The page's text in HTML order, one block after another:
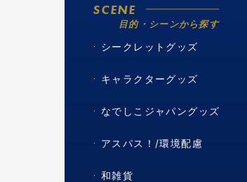
SCENE
目的・シーンから探す
シークレットグッズ
キャラクターグッズ
なでしこジャパングッズ
アスパス！/環境配慮
和雑貨